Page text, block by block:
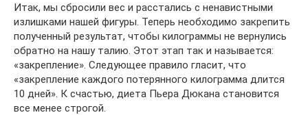
Итак, мы сбросили вес и расстались с ненавистными
излишками нашей фигуры. Теперь необходимо закрепить
полученный результат, чтобы килограммы не вернулись
обратно на нашу талию. Этот этап так и называется:
«закрепление». Следующее правило гласит, что
«закрепление каждого потерянного килограмма длится
10 дней». К счастью, диета Пьера Дюкана становится
все менее строгой.